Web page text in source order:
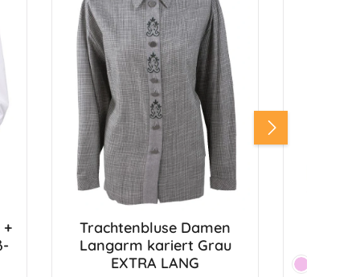
Schwarz/SilbergrauFlieder - Flieder/Beere
Trachtenbluse Damen
Langarm kariert Grau
EXTRA LANG
Farbe:
Rosa